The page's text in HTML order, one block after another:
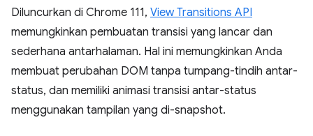
Diluncurkan di Chrome 111, View Transitions API
memungkinkan pembuatan transisi yang lancar dan
sederhana antarhalaman. Hal ini memungkinkan Anda
membuat perubahan DOM tanpa tumpang-tindih antar-
status, dan memiliki animasi transisi antar-status
menggunakan tampilan yang di-snapshot.